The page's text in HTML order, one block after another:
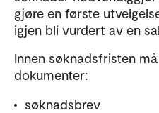
gjøre en første
igjen bli vurdert av en
Innen søknadsfristen
dokumenter:
søknadsbrev